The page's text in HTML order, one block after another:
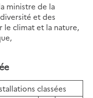
ministre de la
et des
le climat et la nature,
classées